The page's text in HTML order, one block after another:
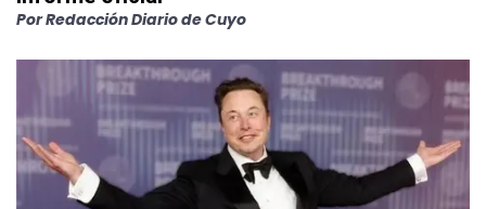
PorRedacción Diario de Cuyo